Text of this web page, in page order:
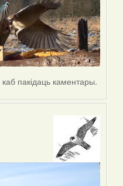
каб пакідаць каментары.